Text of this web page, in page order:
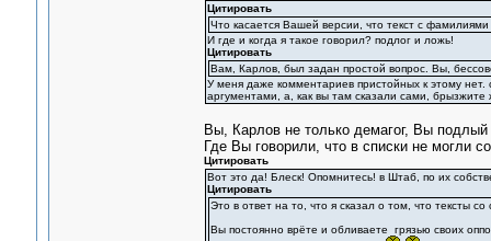
Цитировать
Что касается Вашей версии, что текст с
И где и когда я такое говорил? подлог и ложь!
Цитировать
Вам, Карлов, был задан простой вопрос. Вы,
У меня даже комментариев пристойных к этому нет.
аргументами, а, как вы там сказали сами, брызжите
Вы, Карлов не только демагог, Вы подлый
Где Вы говорили, что в списки не могли
Цитировать
Вот это да! Блеск! Опомнитесь! в Штаб, по их
Цитировать
Это в ответ на то, что я сказал о том, что тексты
Вы постоянно врёте и обливаете грязью своих